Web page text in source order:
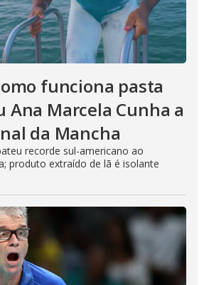
funciona pasta
Ana Marcela Cunha a
da Mancha
recorde sul-americano ao
produto extraído de lã é isolante